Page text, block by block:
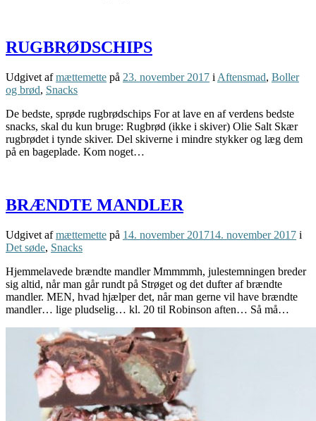
RUGBRØDSCHIPS
Udgivet afmættemette på 23. november 2017 i Aftensmad, Boller
og brød, Snacks
De bedste, sprøde rugbrødschips For at lave en af verdens bedste
snacks, skal du kun bruge: Rugbrød (ikke i skiver) Olie Salt Skær
rugbrødet i tynde skiver. Del skiverne i mindre stykker og læg dem
på en bageplade. Kom noget…
BRÆNDTE MANDLER
Udgivet afmættemette på 14. november 201714. november 2017 i
Det søde, Snacks
Hjemmelavede brændte mandler Mmmmmh, julestemningen breder
sig altid, når man går rundt på Strøget og det dufter af brændte
mandler. MEN, hvad hjælper det, når man gerne vil have brændte
mandler… lige pludselig… kl. 20 til Robinson aften… Så må…